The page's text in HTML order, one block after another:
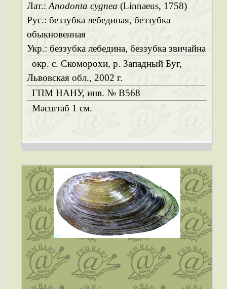
Лат.:Anodonta cygnea (Linnaeus, 1758)
Рус.: беззубка лебединая, беззубка
обыкновенная
Укр.: беззубка лебедина, беззубка звичайна
окр. с. Скоморохи, р. Западный Буг,
Львовская обл., 2002 г.
ГПМ НАНУ, инв. № B568
Масштаб 1 см.